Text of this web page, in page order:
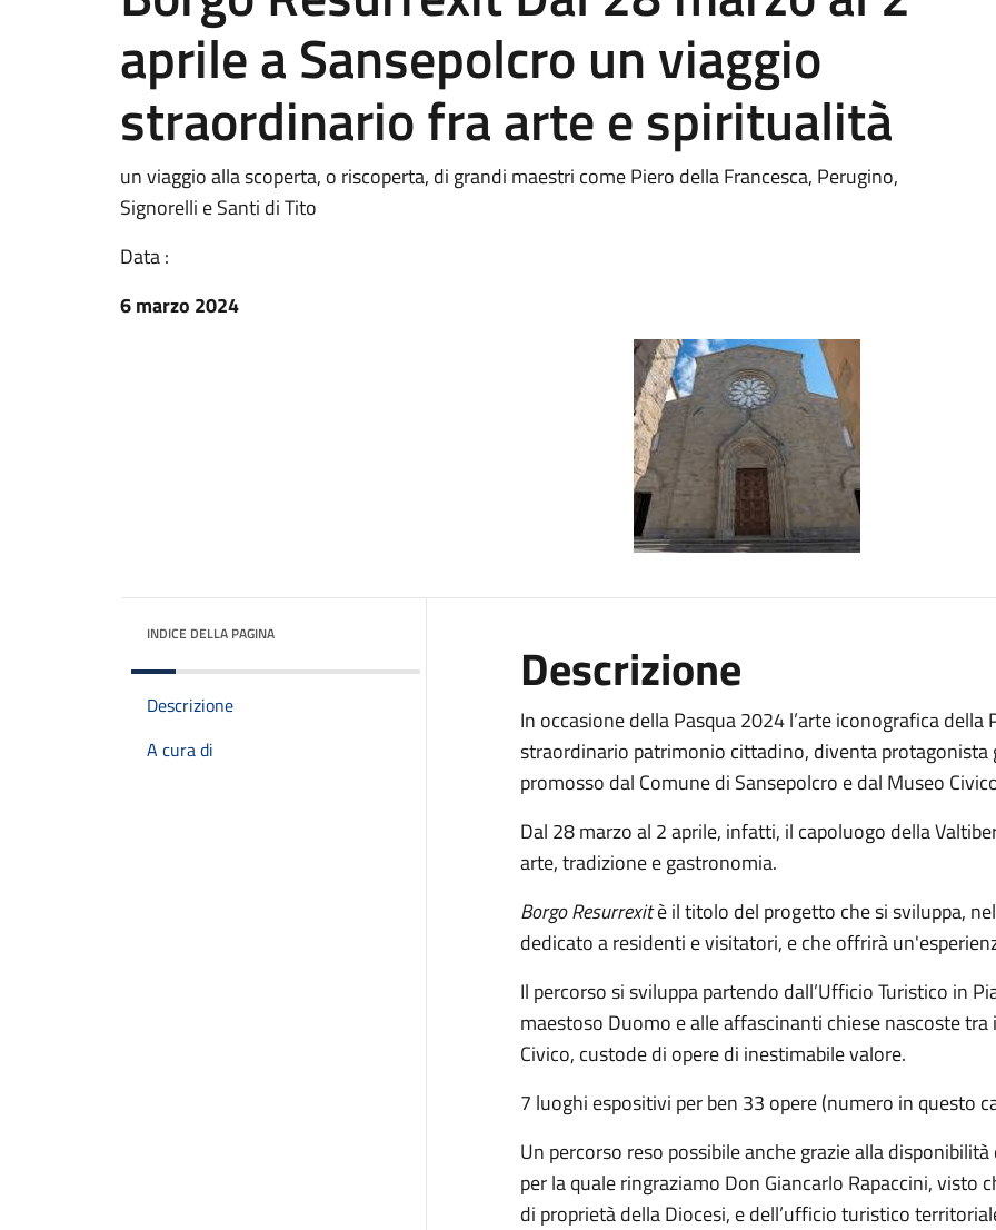
aprile a Sansepolcro un viaggio
straordinario fra arte e spiritualità
un viaggio alla scoperta, o riscoperta, di grandi maestri come Piero della Francesca, Perugino,
Signorelli e Santi di Tito
Data :
6 marzo 2024
INDICE DELLA PAGINA
Descrizione
A cura di
Descrizione
In occasione della Pasqua 2024 l’arte iconografica
straordinario patrimonio cittadino, diventa
promosso dal Comune di Sansepolcro e dal Museo
Dal 28 marzo al 2 aprile, infatti, il capoluogo della
arte, tradizione e gastronomia.
Borgo Resurrexitè il titolo del progetto che si sviluppa,
dedicato a residenti e visitatori, e che offrirà
Il percorso si sviluppa partendo dall’Ufficio Turistico in
maestoso Duomo e alle affascinanti chiese nascoste
Civico, custode di opere di inestimabile valore.
7 luoghi espositivi per ben 33 opere (numero in questo
Un percorso reso possibile anche grazie alla
per la quale ringraziamo Don Giancarlo Rapaccini, visto
di proprietà della Diocesi, e dell’ufficio turistico